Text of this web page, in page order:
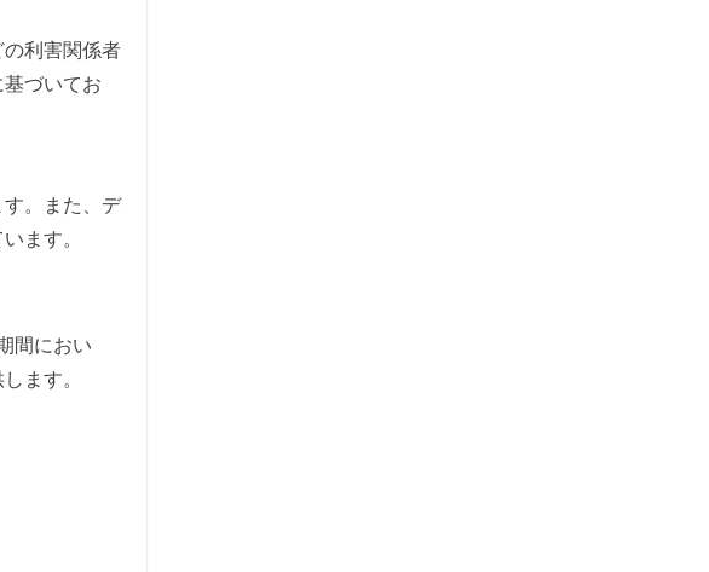
利害関係者
づいてお
。また、デ
ます。
間におい
ます。